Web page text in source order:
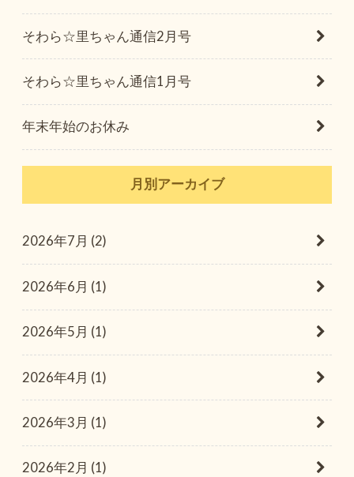
そわら☆里ちゃん通信2月号
そわら☆里ちゃん通信1月号
年末年始のお休み
月別アーカイブ
2026年7月 (2)
2026年6月 (1)
2026年5月 (1)
2026年4月 (1)
2026年3月 (1)
2026年2月 (1)